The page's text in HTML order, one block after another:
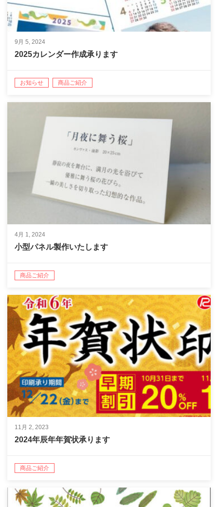
9月 5, 2024
2025カレンダー作成承ります
お知らせ 商品ご紹介
4月 1, 2024
小型パネル製作いたします
商品ご紹介
11月 2, 2023
2024年辰年年賀状承ります
商品ご紹介